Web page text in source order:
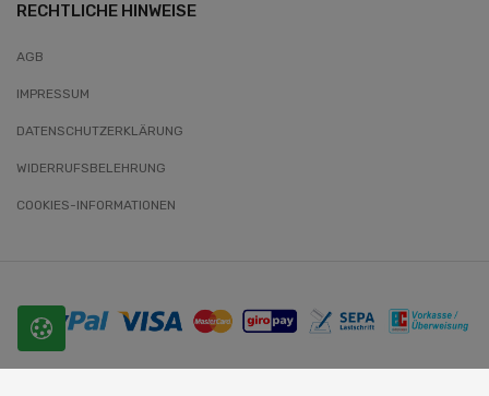
RECHTLICHE HINWEISE
AGB
IMPRESSUM
DATENSCHUTZERKLÄRUNG
WIDERRUFSBELEHRUNG
COOKIES-INFORMATIONEN